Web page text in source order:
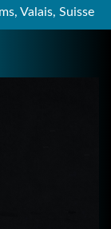
Valais, Suisse